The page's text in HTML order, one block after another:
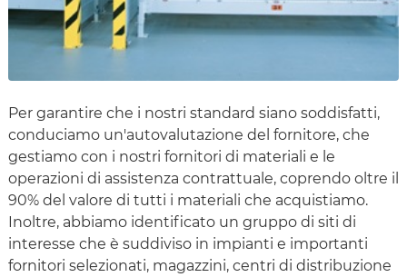
Per garantire che i nostri standard siano soddisfatti,
conduciamo un'autovalutazione del fornitore, che
gestiamo con i nostri fornitori di materiali e le
operazioni di assistenza contrattuale, coprendo oltre il
90% del valore di tutti i materiali che acquistiamo.
Inoltre, abbiamo identificato un gruppo di siti di
interesse che è suddiviso in impianti e importanti
fornitori selezionati, magazzini, centri di distribuzione